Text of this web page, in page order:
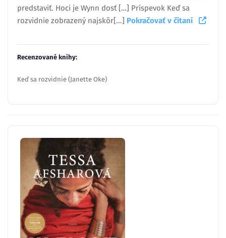
predstaviť. Hoci je Wynn dosť […] Príspevok Keď sa
rozvidnie zobrazený najskôr[...] Pokračovať v čítaní
Recenzované knihy:
Keď sa rozvidnie (Janette Oke)